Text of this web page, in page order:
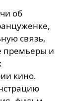
об
связь,
премьеры и
кино.